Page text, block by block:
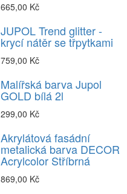
665,00 Kč
JUPOL Trend glitter -
krycí nátěr se třpytkami
759,00 Kč
Malířská barva Jupol
GOLD bílá 2l
299,00 Kč
Akrylátová fasádní
metalická barva DECOR
Acrylcolor Stříbrná
869,00 Kč